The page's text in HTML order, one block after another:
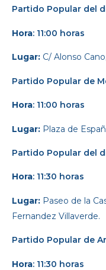
Partido Popular del
Hora: 11:00 horas
Lugar: C/ Alonso
Partido Popular de
Hora: 11:00 horas
Lugar: Plaza de
Partido Popular del
Hora: 11:30 horas
Lugar: Paseo de la
Fernandez Villaverde.
Partido Popular de
Hora: 11:30 horas